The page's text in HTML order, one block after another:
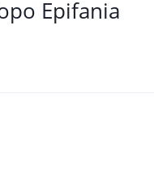
Epifania